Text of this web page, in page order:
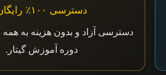
دسترسی ۱۰۰٪ رایگان
دسترسی آزاد و بدون هزینه به
دوره آموزش گیتار.